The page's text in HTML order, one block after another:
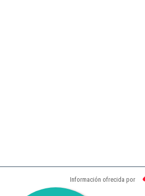
Información ofrecida por